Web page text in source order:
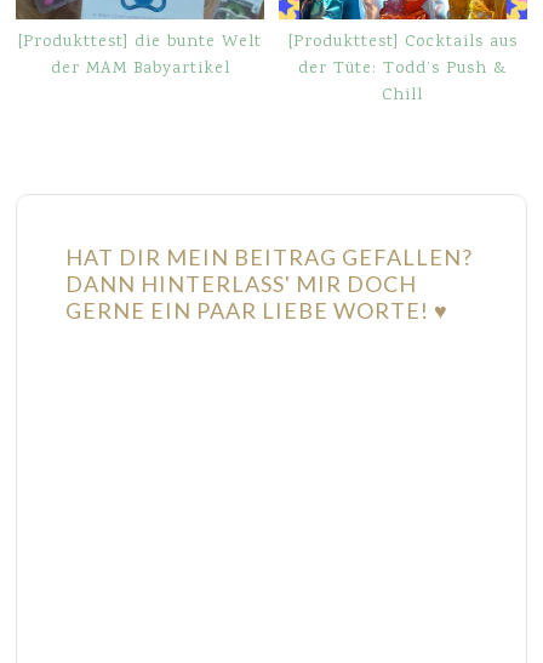
[Produkttest] die bunte Welt
der MAM Babyartikel
[Produkttest] Cocktails aus
der Tüte: Todd’s Push &
Chill
HAT DIR MEIN BEITRAG GEFALLEN?
DANN HINTERLASS' MIR DOCH
GERNE EIN PAAR LIEBE WORTE! ♥